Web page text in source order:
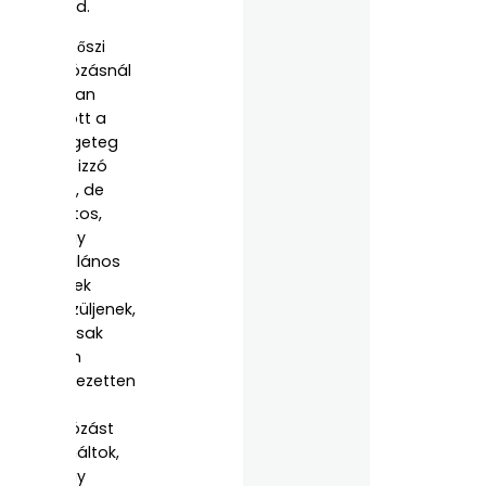
majd.
Egy őszi
fotózásnál
ugyan
adott a
rengeteg
őszi izzó
szín, de
fontos,
hogy
általános
képek
készüljenek,
hacsak
nem
kifejezetten
fotózást
csináltok,
hogy